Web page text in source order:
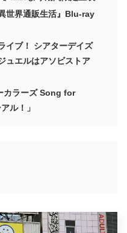
世界通販生活』Blu-ray
イブ！ シアターデイズ
ュエルはアソビストア
カラーズ Song for
ル！」